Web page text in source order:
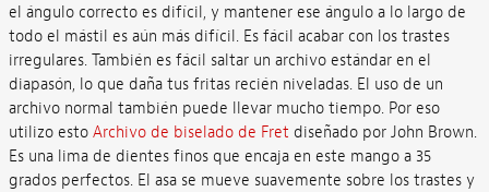
el ángulo correcto es difícil, y mantener ese ángulo a lo largo de
todo el mástil es aún más difícil. Es fácil acabar con los trastes
irregulares. También es fácil saltar un archivo estándar en el
diapasón, lo que daña tus fritas recién niveladas. El uso de un
archivo normal también puede llevar mucho tiempo. Por eso
utilizo esto Archivo de biselado de Fret diseñado por John Brown.
Es una lima de dientes finos que encaja en este mango a 35
grados perfectos. El asa se mueve suavemente sobre los trastes y